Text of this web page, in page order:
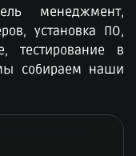
менеджмент,
установка ПО,
тестирование в
собираем наши